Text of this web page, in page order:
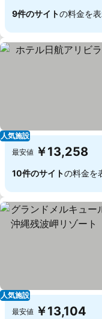
9件のサイトの料金を
人気施設
最安値 ￥13,258
10件のサイトの料金を
人気施設
最安値 ￥13,104